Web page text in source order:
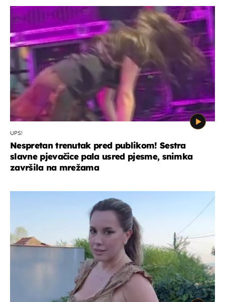
UPS!
Nespretan trenutak pred publikom! Sestra
slavne pjevačice pala usred pjesme, snimka
završila na mrežama